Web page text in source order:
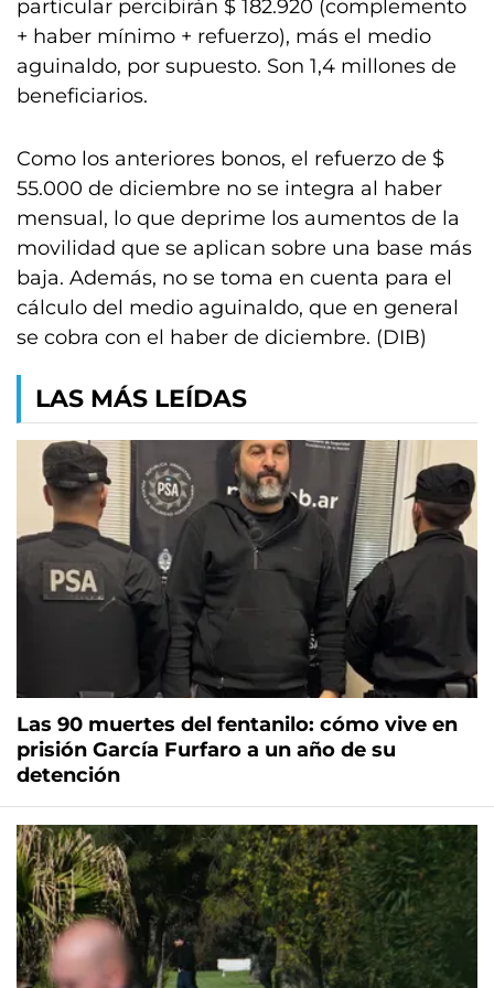
particular percibirán $ 182.920 (complemento
+ haber mínimo + refuerzo), más el medio
aguinaldo, por supuesto. Son 1,4 millones de
beneficiarios.
Como los anteriores bonos, el refuerzo de $
55.000 de diciembre no se integra al haber
mensual, lo que deprime los aumentos de la
movilidad que se aplican sobre una base más
baja. Además, no se toma en cuenta para el
cálculo del medio aguinaldo, que en general
se cobra con el haber de diciembre. (DIB)
LAS MÁS LEÍDAS
Las 90 muertes del fentanilo: cómo vive en
prisión García Furfaro a un año de su
detención